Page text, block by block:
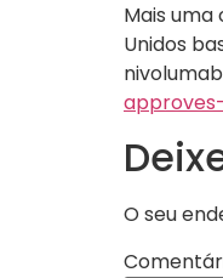
Mais
Unidos
O seu